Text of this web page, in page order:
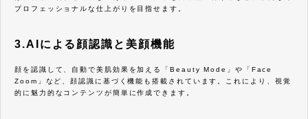
プロフェッショナルな仕上がりを目指せます。
3.AIによる顔認識と美顔機能
顔を認識して、自動で美肌効果を加える「Beauty Mode」や「Face
Zoom」など、顔認識に基づく機能も搭載されています。これにより、視覚
的に魅力的なコンテンツが簡単に作成できます。